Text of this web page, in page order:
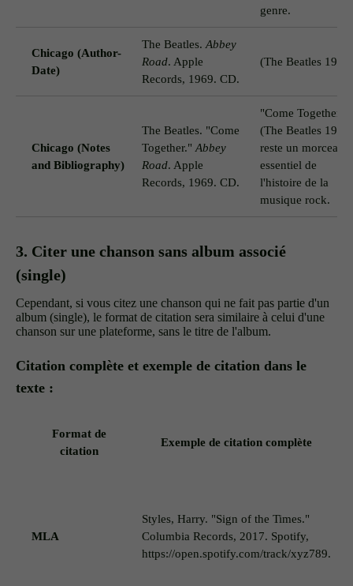
genre.
Chicago (Author-
Date)
The Beatles. Abbey
Road. Apple
Records, 1969. CD.
(The Beatles 1969)
Chicago (Notes
and Bibliography)
The Beatles. "Come
Together." Abbey
Road. Apple
Records, 1969. CD.
"Come Together"
(The Beatles 1969)
reste un morceau
essentiel de
l'histoire de la
musique rock.
3. Citer une chanson sans album associé
(single)
Cependant, si vous citez une chanson qui ne fait pas partie d'un
album (single), le format de citation sera similaire à celui d'une
chanson sur une plateforme, sans le titre de l'album.
Citation complète et exemple de citation dans le
texte :
Format de
citation
Exemple de citation complète
MLA
Styles, Harry. "Sign of the Times."
Columbia Records, 2017. Spotify,
https://open.spotify.com/track/xyz789.